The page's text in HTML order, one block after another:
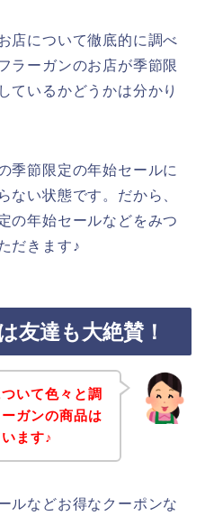
店について徹底的に調べ
ラーガンのお店が季節限
ているかどうかは分かり
季節限定の年始セールに
ない状態です。だから、
の年始セールなどをみつ
だきます♪
友達も大絶賛！
いて色々と調
ガンの商品は
ます♪
ルなどお得なクーポンな